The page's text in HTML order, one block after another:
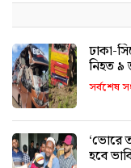
ঢাকা-
নিহত ৯
সর্বশেষ
‘ভোরে
হবে